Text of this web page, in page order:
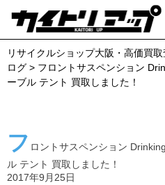
リサイクルショップ大阪・高価買取
ログ > フロントサスペンション
ーブル テント 買取しました！
フ ロントサスペンション
ル テント 買取しました！
2017年9月25日